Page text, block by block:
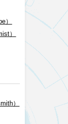
）
）
）